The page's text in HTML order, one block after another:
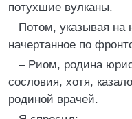
потухшие вулканы.
Потом, указывая на
начертанное по
– Риом, родина
сословия, хотя,
родиной врачей.